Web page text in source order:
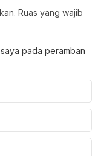
Ruas yang wajib
pada peramban